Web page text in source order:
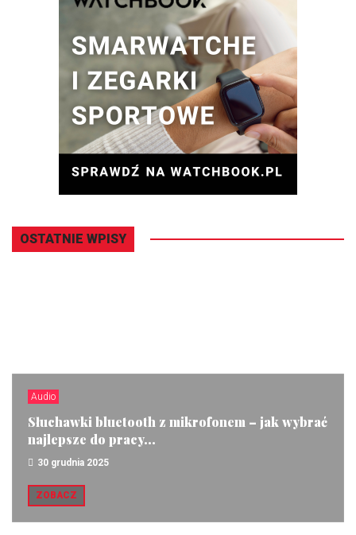
OSTATNIE WPISY
Audio
Słuchawki bluetooth z mikrofonem – jak wybrać
najlepsze do pracy...
30 grudnia 2025
ZOBACZ